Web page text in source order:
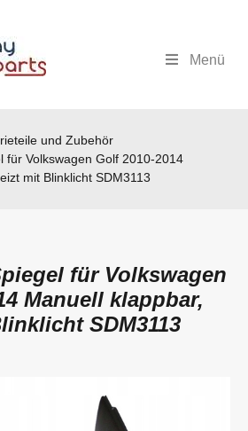
Menü
und Zubehör
für Volkswagen Golf 2010-2014
mit Blinklicht SDM3113
für Volkswagen
Manuell klappbar,
SDM3113